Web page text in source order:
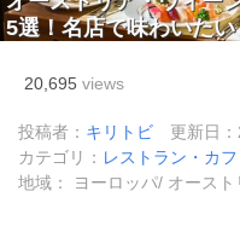
5選！名店で味わいた
20,695 views
投稿者： キリトビ
更新日
カテゴリ： レストラン・カフ
地域： ヨーロッパ/ オース